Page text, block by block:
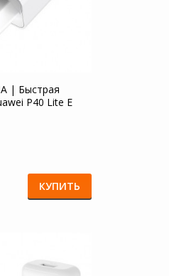
| Быстрая
P40 Lite E
КУПИТЬ